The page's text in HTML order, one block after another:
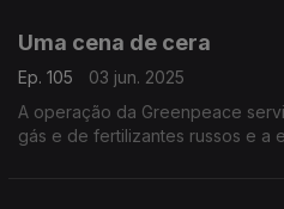
Uma cena de cera
Ep. 105
03 jun. 2025
A operação da Greenpeace
gás e de fertilizantes russos e a